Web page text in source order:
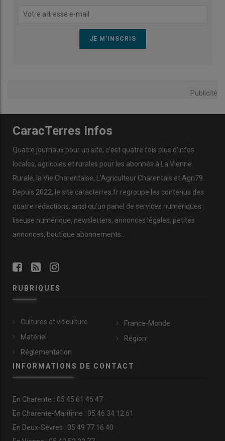
Publicité
CaracTerres Infos
Quatre journaux pour un site, c’est quatre fois plus d’infos
locales, agricoles et rurales pour les abonnés à La Vienne
Rurale, la Vie Charentaise, L’Agriculteur Charentais et Agri79.
Depuis 2022, le site caracterres.fr regroupe les contenus des
quatre rédactions, ainsi qu’un panel de services numériques :
liseuse numérique, newsletters, annonces légales, petites
annonces, boutique abonnements…
RUBRIQUES
Cultures et viticulture
Matériel
Réglementation
France-Monde
Région
INFORMATIONS DE CONTACT
En Charente : 05 45 61 46 47
En Charente-Maritime : 05 46 34 12 61
En Deux-Sèvres : 05 49 77 16 40